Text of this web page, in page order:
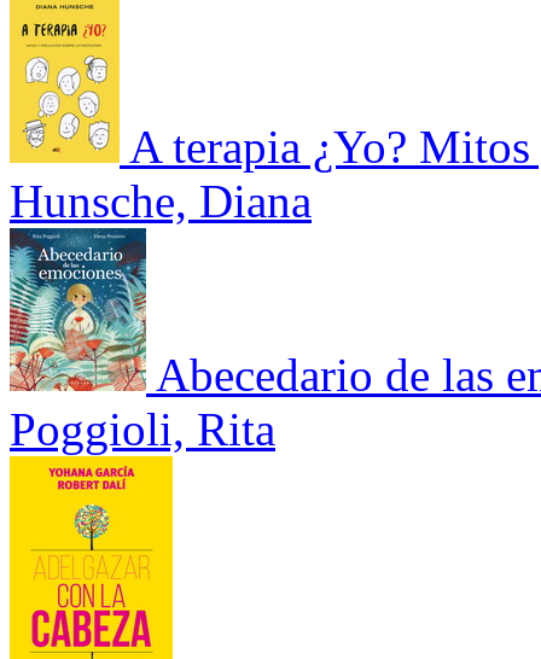
A terapia ¿Yo?
Hunsche, Diana
Abecedario de las
Poggioli, Rita